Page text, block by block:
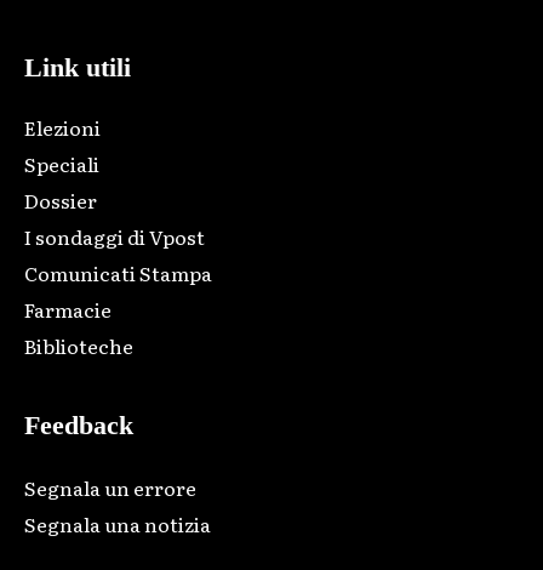
Link utili
Elezioni
Speciali
Dossier
I sondaggi di Vpost
Comunicati Stampa
Farmacie
Biblioteche
Feedback
Segnala un errore
Segnala una notizia